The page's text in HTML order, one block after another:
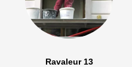
Ravaleur 13